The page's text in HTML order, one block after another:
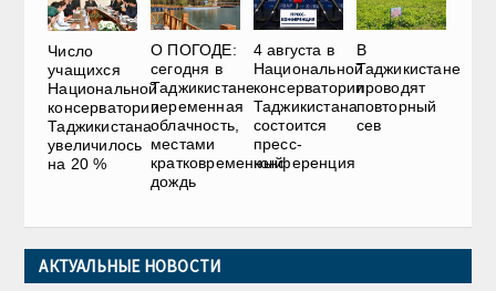
Число
учащихся
Национальной
консерватории
Таджикистана
увеличилось
на 20 %
О ПОГОДЕ:
сегодня в
Таджикистане
переменная
облачность,
местами
кратковременный
дождь
4 августа в
Национальной
консерватории
Таджикистана
состоится
пресс-
конференция
В
Таджикистане
проводят
повторный
сев
АКТУАЛЬНЫЕ НОВОСТИ